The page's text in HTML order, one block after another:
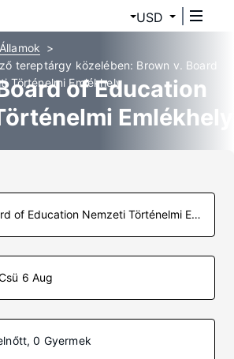
USD
tereptárgy közelében: Brown v. Board
Történelmi Emlékhelyof Education
Emlékhely
6 Aug
0 Gyermek